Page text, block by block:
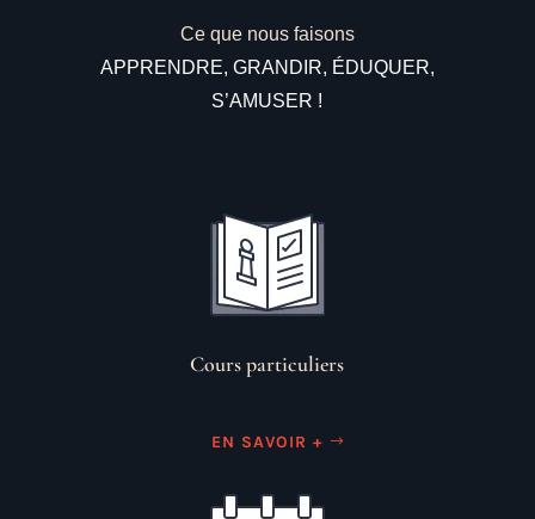
Ce que nous faisons
APPRENDRE, GRANDIR, ÉDUQUER,
S’AMUSER !
Cours particuliers
EN SAVOIR +